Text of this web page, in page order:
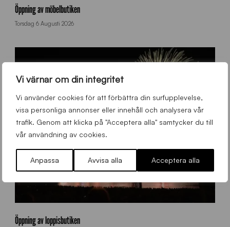
Vi värnar om din integritet
Vi använder cookies för att förbättra din surfupplevelse,
visa personliga annonser eller innehåll och analysera vår
trafik. Genom att klicka på "Acceptera alla" samtycker du till
vår användning av cookies.
Anpassa Avvisa alla Acceptera alla
o
f
t
t
e
n
Öppning av möbelbutiken
Torsdag 6 Augusti 2026
y
Öppning av loppisbutiken